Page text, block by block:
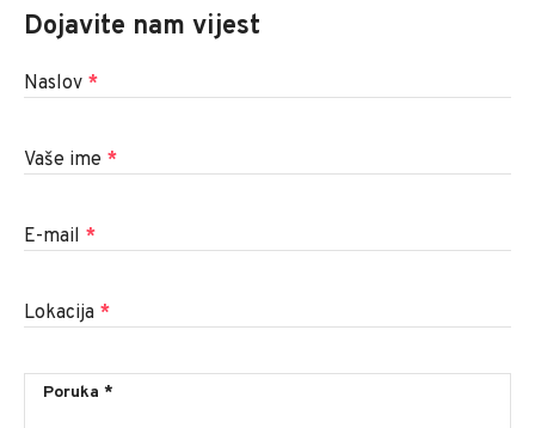
Dojavite nam vijest
Naslov *
Vaše ime *
E-mail *
Lokacija *